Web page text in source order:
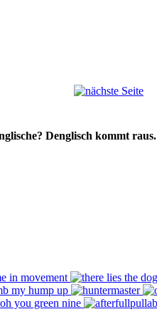
Denglisch kommt raus.